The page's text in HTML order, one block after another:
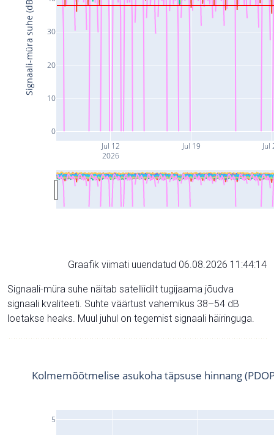
Jul 12
2026
Jul 19 Jul
0
10
20
30
Signaali-müra suhe (dB)
Graafik viimati uuendatud 06.08.2026 11:44:14
Signaali-müra suhe näitab satelliidilt tugijaama jõudva
signaali kvaliteeti. Suhte väärtust vahemikus 38–54 dB
loetakse heaks. Muul juhul on tegemist signaali häiringuga.
5
Kolmemõõtmelise asukoha täpsuse hinnang